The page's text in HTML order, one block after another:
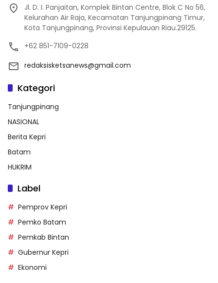
Jl. D. I. Panjaitan, Komplek Bintan Centre, Blok C No 56,
Kelurahan Air Raja, Kecamatan Tanjungpinang Timur,
Kota Tanjungpinang, Provinsi Kepulauan Riau.29125.
+62 851-7109-0228
redaksisketsanews@gmail.com
Kategori
Tanjungpinang
NASIONAL
Berita Kepri
Batam
HUKRIM
Label
Pemprov Kepri
Pemko Batam
Pemkab Bintan
Gubernur Kepri
Ekonomi